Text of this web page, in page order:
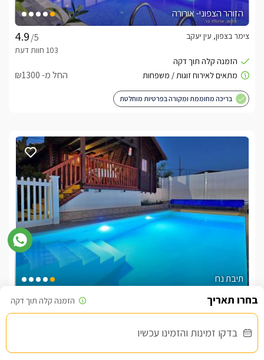
בדקו זמינות והזמינו עכשיו
הזוהר הצפוני- אורורה
/5
צימר בצפון, עין יעקב
החל מ- ₪1300
בריכה מחוממת ומקורה בפרטיות מוחלטת
תיבת נח
/5
צימרים בצפון, עין יעקב